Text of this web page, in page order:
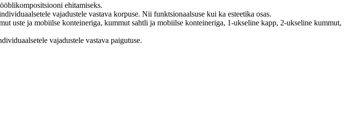
ehitamiseks.
vajadustele vastava korpuse. Nii funktsionaalsuse kui ka esteetika osas.
uste ja mobiilse konteineriga, kummut sahtli ja mobiilse konteineriga, 1-ukseline kapp, 2-ukseline kummut,
vajadustele vastava paigutuse.